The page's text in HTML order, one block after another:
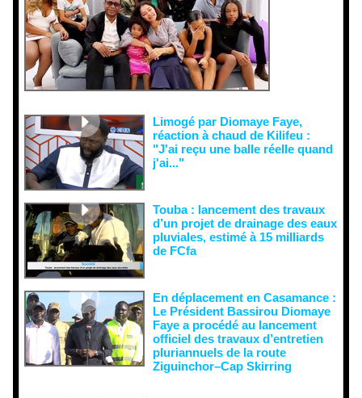
Limogé par Diomaye Faye,
réaction à chaud de Kilifeu :
"J'ai reçu une balle réelle quand
j'ai..."
Touba : lancement des travaux
d’un projet de drainage des eaux
pluviales, estimé à 15 milliards
de FCfa ‎
En déplacement en Casamance :
Le Président Bassirou Diomaye
Faye a procédé au lancement
officiel des travaux d’entretien
pluriannuels de la route
Ziguinchor–Cap Skirring